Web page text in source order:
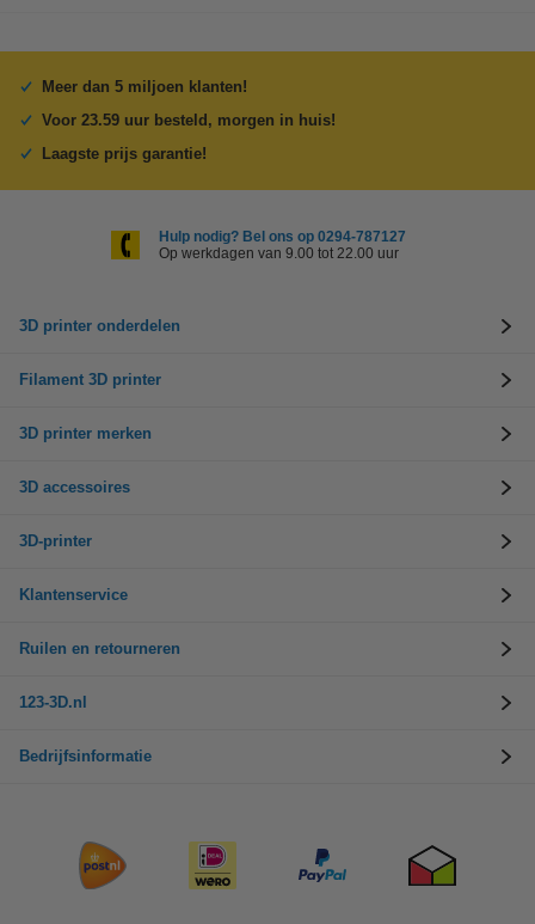
Meer dan 5 miljoen klanten!
Voor 23.59 uur besteld, morgen in huis!
Laagste prijs garantie!
Hulp nodig? Bel ons op 0294-787127
Op werkdagen van 9.00 tot 22.00 uur
3D printer onderdelen
Filament 3D printer
3D printer merken
3D accessoires
3D-printer
Klantenservice
Ruilen en retourneren
123-3D.nl
Bedrijfsinformatie